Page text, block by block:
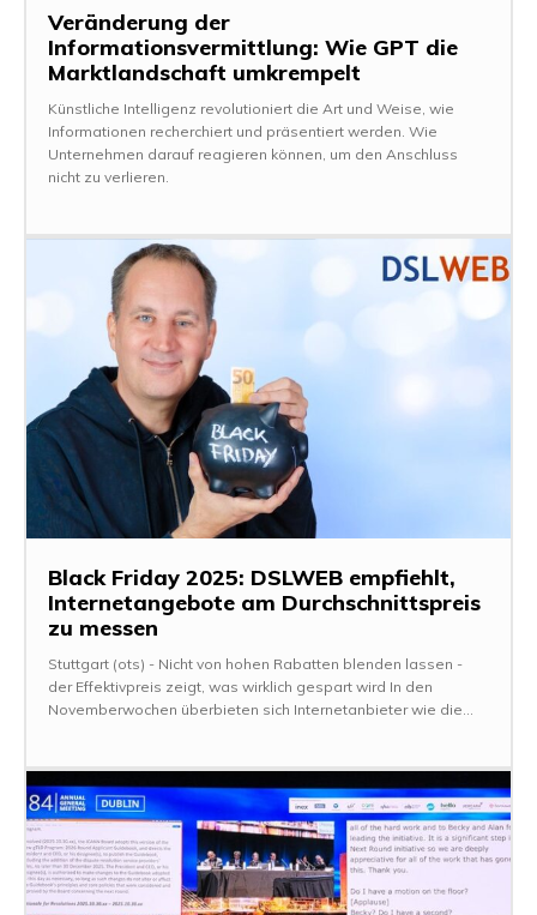
Veränderung der
Informationsvermittlung: Wie GPT die
Marktlandschaft umkrempelt
Künstliche Intelligenz revolutioniert die Art und Weise, wie
Informationen recherchiert und präsentiert werden. Wie
Unternehmen darauf reagieren können, um den Anschluss
nicht zu verlieren.
Black Friday 2025: DSLWEB empfiehlt,
Internetangebote am Durchschnittspreis
zu messen
Stuttgart (ots) - Nicht von hohen Rabatten blenden lassen -
der Effektivpreis zeigt, was wirklich gespart wird In den
Novemberwochen überbieten sich Internetanbieter wie die...